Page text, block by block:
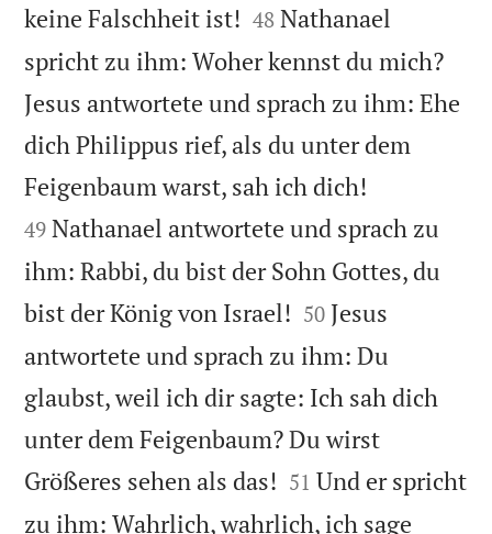
keine Falschheit ist! 

48 Nathanael
spricht zu ihm: Woher kennst du mich?
Jesus antwortete und sprach zu ihm: Ehe
dich Philippus rief, als du unter dem
Feigenbaum warst, sah ich dich!
49 Nathanael antwortete und sprach zu
ihm: Rabbi, du bist der Sohn Gottes, du
bist der König von Israel! 

50 Jesus
antwortete und sprach zu ihm: Du
glaubst, weil ich dir sagte: Ich sah dich
unter dem Feigenbaum? Du wirst
Größeres sehen als das! 

51 Und er spricht
zu ihm: Wahrlich, wahrlich, ich sage